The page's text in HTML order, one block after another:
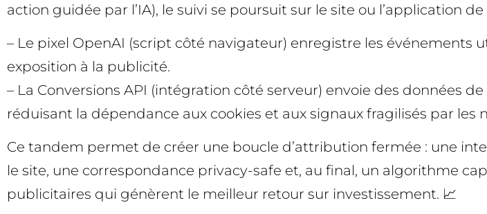
action guidée par l’IA), le suivi se poursuit sur le site ou l’application
– Le pixel OpenAI (script côté navigateur) enregistre les
exposition à la publicité.
– La Conversions API (intégration côté serveur) envoie des données
réduisant la dépendance aux cookies et aux signaux fragilisés par les
Ce tandem permet de créer une boucle d’attribution fermée : une
le site, une correspondance privacy-safe et, au final, un algorithme
publicitaires qui génèrent le meilleur retour sur investissement. 📈